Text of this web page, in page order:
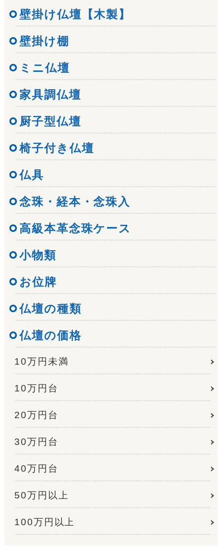
壁掛け仏壇【木製】
壁掛け棚
ミニ仏壇
家具調仏壇
厨子型仏壇
椅子付き仏壇
仏具
念珠・経本・念珠入
高級本革念珠ケース
小物類
お位牌
仏壇の種類
仏壇の価格
10万円未満
10万円台
20万円台
30万円台
40万円台
50万円以上
100万円以上